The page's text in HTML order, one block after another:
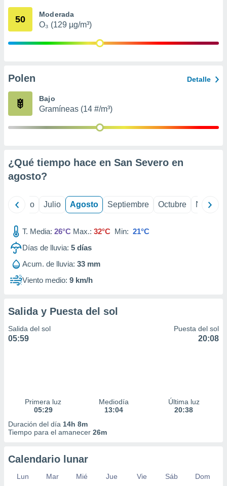
mediante
publicidad
de
50 Moderada
O₃ (129 µg/m³)
Polen Detalle
Bajo
Gramíneas (14 #/m³)
¿Qué tiempo hace en San Severo en
agosto?
Junio Julio Agosto Septiembre Octubre
T. Media: 26°C Max.: 32°C Min: 21°C
Días de lluvia: 5 días
Acum. de lluvia: 33 mm
Viento medio: 9 km/h
Salida y Puesta del sol
Salida del sol
05:59
Puesta del sol
20:08
Primera luz
05:29
Mediodía
13:04
Última luz
20:38
Duración del día 14h 8m
Tiempo para el amanecer 26m
Calendario lunar
Lun Mar Mié Jue Vie Sáb
Dom